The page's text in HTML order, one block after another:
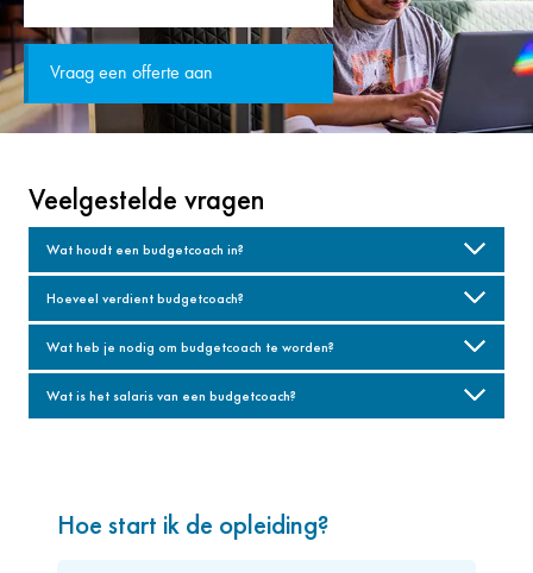
Vraag een offerte aan
Veelgestelde vragen
Wat houdt een budgetcoach in?
Hoeveel verdient budgetcoach?
Wat heb je nodig om budgetcoach te worden?
Wat is het salaris van een budgetcoach?
Hoe start ik de opleiding?